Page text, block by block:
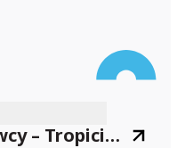
Klub Małego Odkrywcy – Tropiciele i Badacze